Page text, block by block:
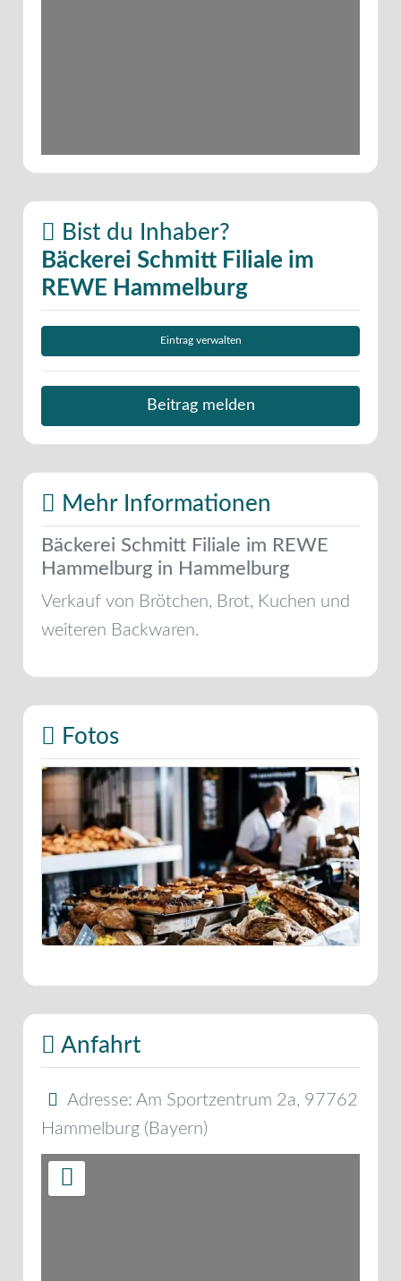
Bist du Inhaber?
Bäckerei Schmitt Filiale im
REWE Hammelburg
Eintrag verwalten
Beitrag melden
Mehr Informationen
Bäckerei Schmitt Filiale im REWE
Hammelburg in Hammelburg
Verkauf von Brötchen, Brot, Kuchen und
weiteren Backwaren.
Fotos
Anfahrt
Adresse: Am Sportzentrum 2a, 97762
Hammelburg ( Bayern)